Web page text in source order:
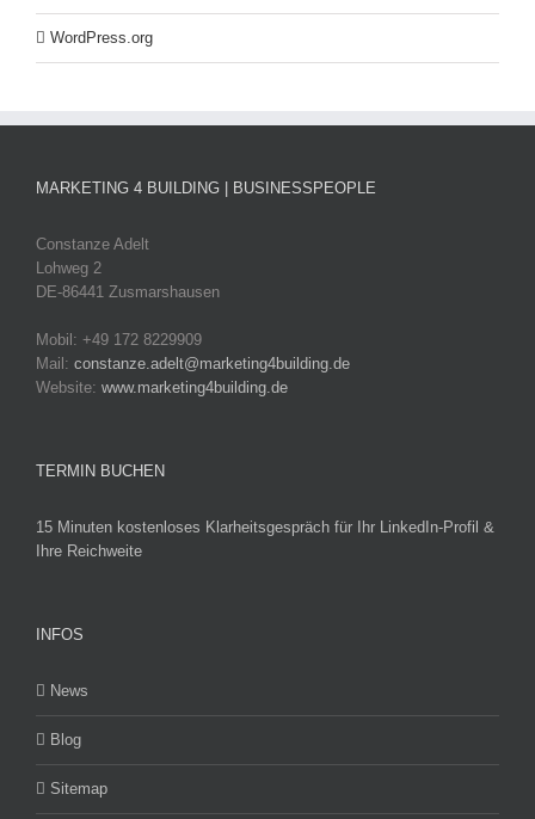
WordPress.org
MARKETING 4 BUILDING | BUSINESSPEOPLE
Constanze Adelt
Lohweg 2
DE-86441 Zusmarshausen
Mobil: +49 172 8229909
Mail: constanze.adelt@marketing4building.de
Website: www.marketing4building.de
TERMIN BUCHEN
15 Minuten kostenloses Klarheitsgespräch für Ihr LinkedIn-Profil &
Ihre Reichweite
INFOS
News
Blog
Sitemap